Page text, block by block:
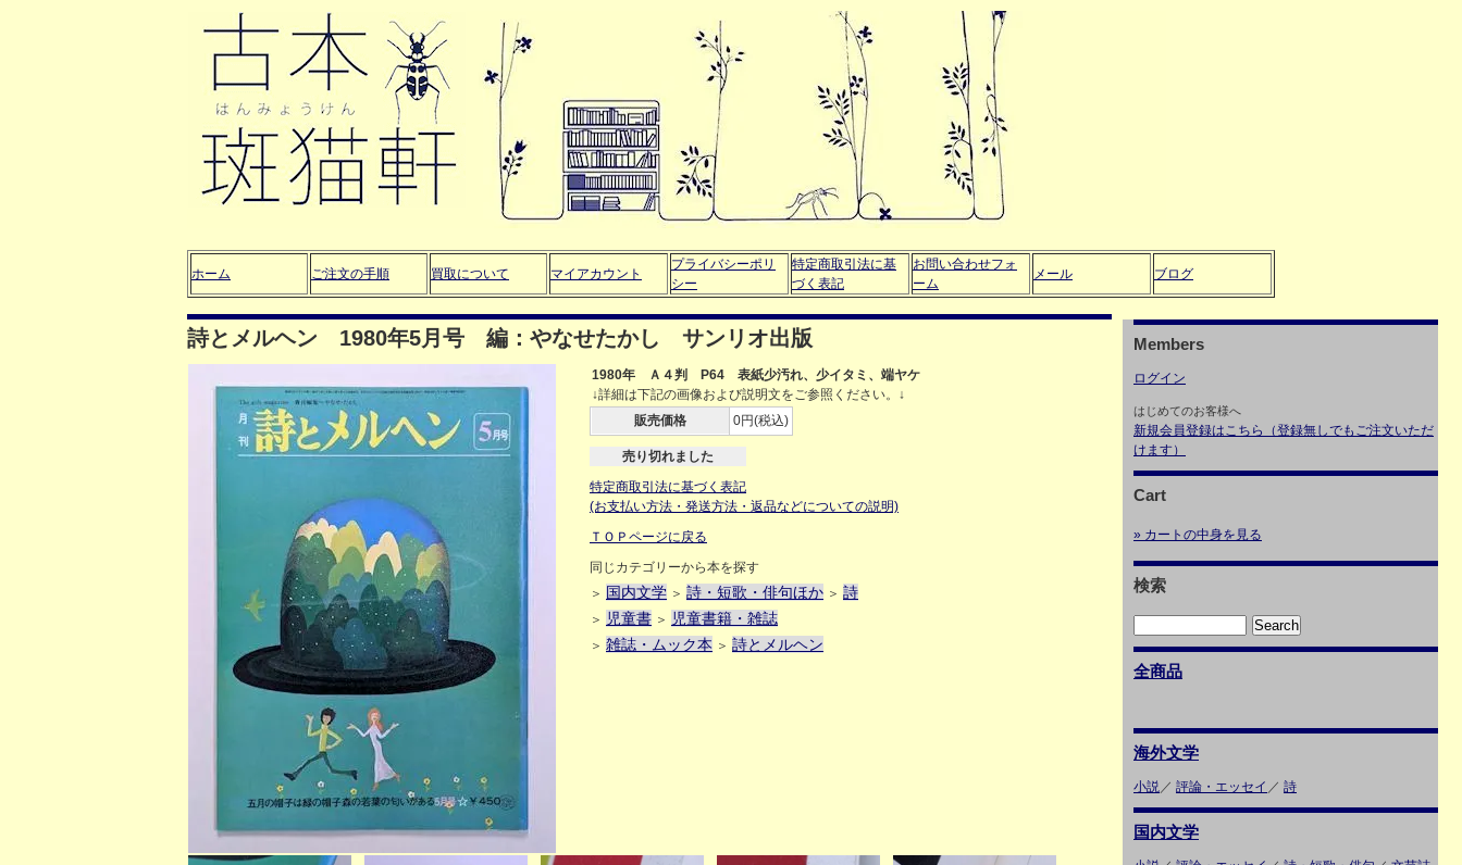
ホーム ご注文の手順 買取について マイアカウント
プライバシーポリ
シー
特定商取引法に基
づく表記
お問い合わせフォ
ーム
メール ブログ
詩とメルヘン 1980年5月号 編：やなせたかし サンリオ出版
1980年 Ａ４判 P64 表紙少汚れ、少イタミ、端ヤケ
↓詳細は下記の画像および説明文をご参照ください。↓
販売価格
0円(税込)
売り切れました
特定商取引法に基づく表記
(お支払い方法・発送方法・返品などについての説明)
ＴＯＰページに戻る
同じカテゴリーから本を探す
＞ 国内文学 ＞ 詩・短歌・俳句ほか ＞ 詩
＞ 児童書 ＞ 児童書籍・雑誌
＞ 雑誌・ムック本 ＞ 詩とメルヘン
Members
ログイン
はじめてのお客様へ
新規会員登録はこちら（登録無しでもご注文いただ
けます）
Cart
» カートの中身を見る
検索
全商品
海外文学
小説／ 評論・エッセイ ／ 詩
国内文学